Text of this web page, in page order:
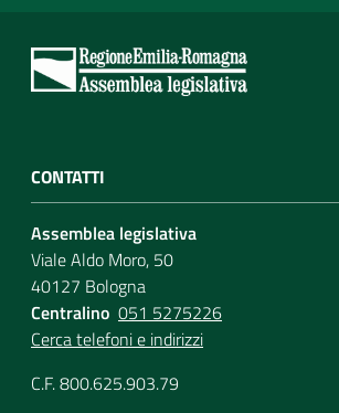
CONTATTI
Assemblea legislativa
Viale Aldo Moro, 50
40127 Bologna
Centralino 051 5275226
Cerca telefoni e indirizzi
C.F. 800.625.903.79